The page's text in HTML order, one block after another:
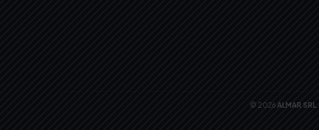
© 2026 ALMAR SRL